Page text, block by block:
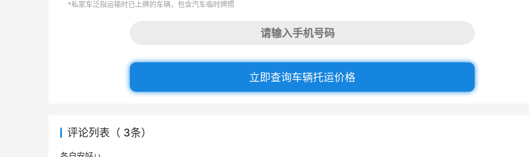
*私家车泛指运输时已上牌的车辆，包含汽车临时牌照
立即查询车辆托运价格
评论列表（ 3条）